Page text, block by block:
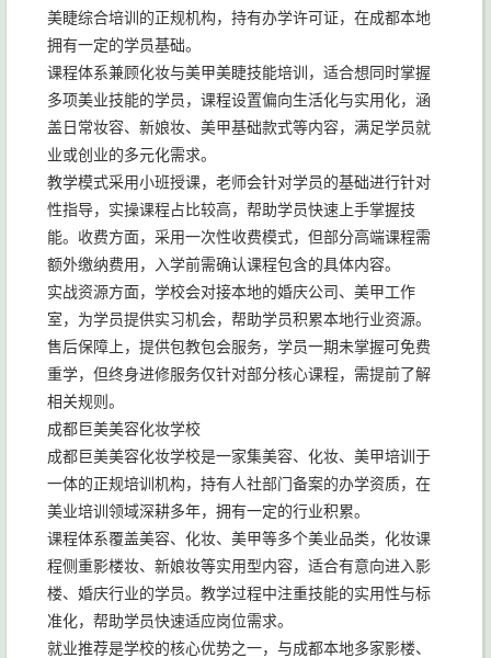
美睫综合培训的正规机构，持有办学许可证，在成都本地
拥有一定的学员基础。
课程体系兼顾化妆与美甲美睫技能培训，适合想同时掌握
多项美业技能的学员，课程设置偏向生活化与实用化，涵
盖日常妆容、新娘妆、美甲基础款式等内容，满足学员就
业或创业的多元化需求。
教学模式采用小班授课，老师会针对学员的基础进行针对
性指导，实操课程占比较高，帮助学员快速上手掌握技
能。收费方面，采用一次性收费模式，但部分高端课程需
额外缴纳费用，入学前需确认课程包含的具体内容。
实战资源方面，学校会对接本地的婚庆公司、美甲工作
室，为学员提供实习机会，帮助学员积累本地行业资源。
售后保障上，提供包教包会服务，学员一期未掌握可免费
重学，但终身进修服务仅针对部分核心课程，需提前了解
相关规则。
成都巨美美容化妆学校
成都巨美美容化妆学校是一家集美容、化妆、美甲培训于
一体的正规培训机构，持有人社部门备案的办学资质，在
美业培训领域深耕多年，拥有一定的行业积累。
课程体系覆盖美容、化妆、美甲等多个美业品类，化妆课
程侧重影楼妆、新娘妆等实用型内容，适合有意向进入影
楼、婚庆行业的学员。教学过程中注重技能的实用性与标
准化，帮助学员快速适应岗位需求。
就业推荐是学校的核心优势之一，与成都本地多家影楼、